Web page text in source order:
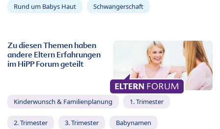
Rund um Babys Haut Schwangerschaft
Zu diesen Themen haben
andere Eltern Erfahrungen
im HiPP Forum geteilt
Kinderwunsch & Familienplanung 1. Trimester
2. Trimester 3. Trimester Babynamen